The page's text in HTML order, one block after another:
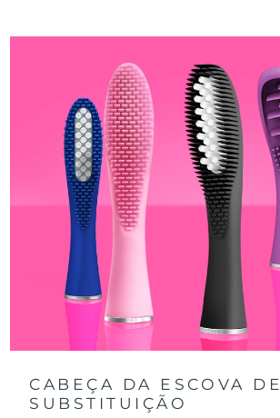
CABEÇA DA ESCOVA DE
SUBSTITUIÇÃO